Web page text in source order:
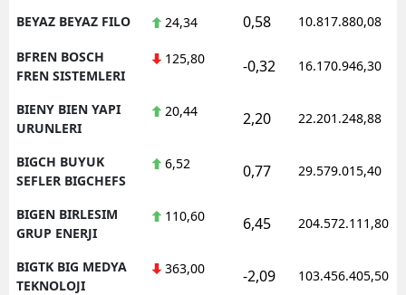
BEYAZ BEYAZ FILO 24,34 0,58 10.817.880,08
BFREN BOSCH
FREN SISTEMLERI
125,80 -0,32 16.170.946,30
BIENY BIEN YAPI
URUNLERI
20,44 2,20 22.201.248,88
BIGCH BUYUK
SEFLER BIGCHEFS
6,52 0,77 29.579.015,40
BIGEN BIRLESIM
GRUP ENERJI
110,60 6,45 204.572.111,80
BIGTK BIG MEDYA
TEKNOLOJI
363,00 -2,09 103.456.405,50